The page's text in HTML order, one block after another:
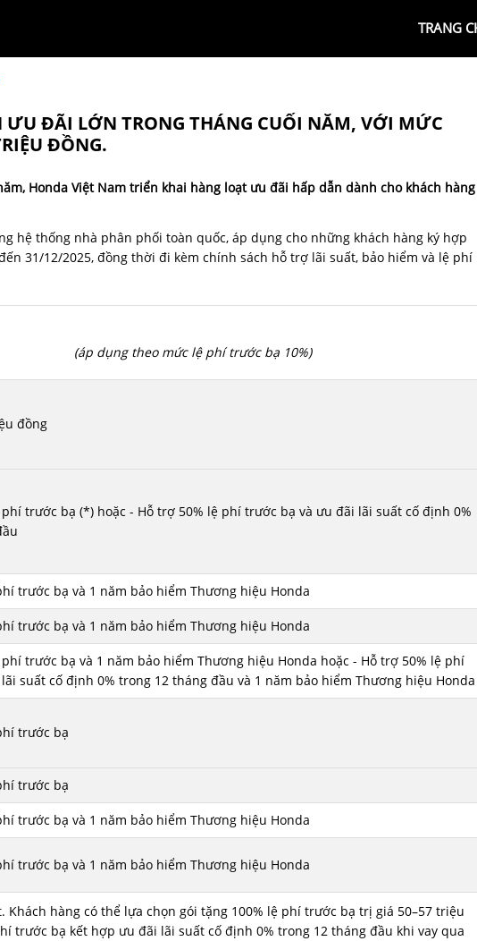
TRANG
ĐÃI LỚN TRONG THÁNG CUỐI NĂM, VỚI MỨC
ĐỒNG.
Honda Việt Nam triển khai hàng loạt ưu đãi hấp dẫn dành cho khách hàng
hệ thống nhà phân phối toàn quốc, áp dụng cho những khách hàng ký hợp
31/12/2025, đồng thời đi kèm chính sách hỗ trợ lãi suất, bảo hiểm và lệ phí
(áp dụng theo mức lệ phí trước bạ 10%)
đồng
trước bạ (*) hoặc - Hỗ trợ 50% lệ phí trước bạ và ưu đãi lãi suất cố định 0%
trước bạ và 1 năm bảo hiểm Thương hiệu Honda
trước bạ và 1 năm bảo hiểm Thương hiệu Honda
trước bạ và 1 năm bảo hiểm Thương hiệu Honda hoặc - Hỗ trợ 50% lệ phí
suất cố định 0% trong 12 tháng đầu và 1 năm bảo hiểm Thương hiệu Honda
trước bạ
trước bạ
trước bạ và 1 năm bảo hiểm Thương hiệu Honda
trước bạ và 1 năm bảo hiểm Thương hiệu Honda
hàng có thể lựa chọn gói tặng 100% lệ phí trước bạ trị giá 50–57 triệu
trước bạ kết hợp ưu đãi lãi suất cố định 0% trong 12 tháng đầu khi vay qua